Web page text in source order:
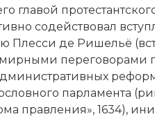
гла­вой
со­дей­ст­во­вал
Плес­си де Ри­ше­льё
мир­ны­ми пе­ре­го­во­ра­ми
пар­ла­мен­та
прав­ле­ния», 1634),